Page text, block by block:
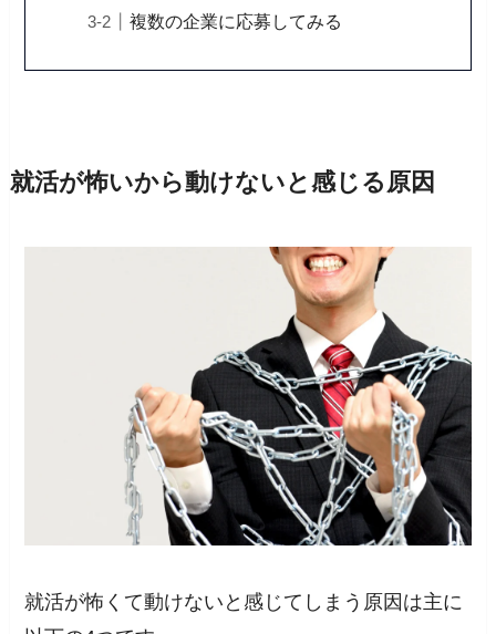
複数の企業に応募してみる
就活が怖いから動けないと感じる原因
就活が怖くて動けないと感じてしまう原因は主に